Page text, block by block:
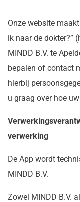
Onze website
ik naar de dokter?”
MINDD B.V. te
bepalen of contact
hierbij
u graag over hoe
verwerking
De App wordt
MINDD B.V.
Zowel MINDD B.V.